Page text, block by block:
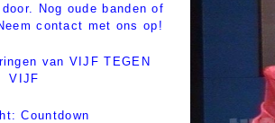
Nog oude banden of
contact met ons op!
van VIJF TEGEN
VIJF
Countdown